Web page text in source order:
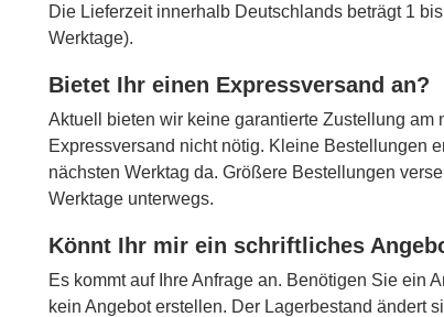
Die Lieferzeit innerhalb Deutschlands beträgt 1
Werktage).
Bietet Ihr einen Expressversand an?
Aktuell bieten wir keine garantierte Zustellung
Expressversand nicht nötig. Kleine Bestellungen
nächsten Werktag da. Größere Bestellungen
Werktage unterwegs.
Könnt Ihr mir ein schriftliches
Es kommt auf Ihre Anfrage an. Benötigen Sie ein
kein Angebot erstellen. Der Lagerbestand ändert